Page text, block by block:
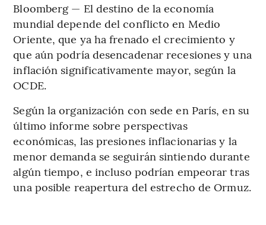
Bloomberg — El destino de la economía
mundial depende del conflicto en Medio
Oriente, que ya ha frenado el crecimiento y
que aún podría desencadenar recesiones y una
inflación significativamente mayor, según la
OCDE.
Según la organización con sede en París, en su
último informe sobre perspectivas
económicas, las presiones inflacionarias y la
menor demanda se seguirán sintiendo durante
algún tiempo, e incluso podrían empeorar tras
una posible reapertura del estrecho de Ormuz.